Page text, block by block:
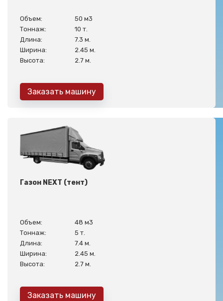
Объем:
50 м3
Тоннаж:
10 т.
Длина:
7.3 м.
Ширина:
2.45 м.
Высота:
2.7 м.
Заказать машину
Газон NEXT (тент)
Объем:
48 м3
Тоннаж:
5 т.
Длина:
7.4 м.
Ширина:
2.45 м.
Высота:
2.7 м.
Заказать машину